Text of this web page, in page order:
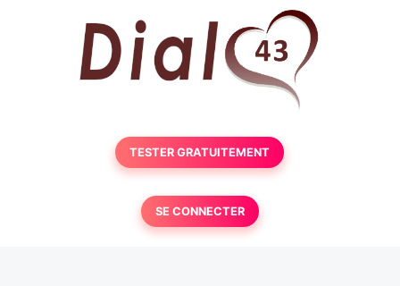
TESTER GRATUITEMENT
SE CONNECTER